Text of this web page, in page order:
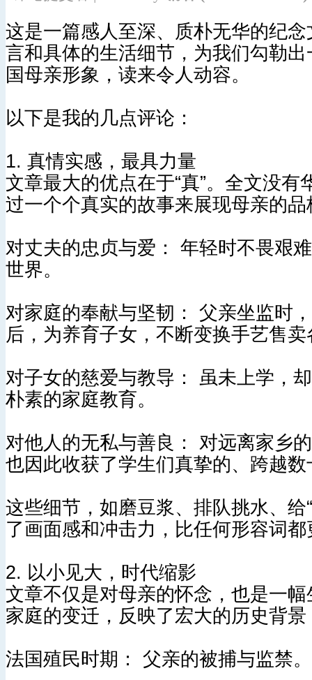
这是一篇感人至深、质朴无华的纪
言和具体的生活细节，为我们勾勒
国母亲形象，读来令人动容。
以下是我的几点评论：
1. 真情实感，最具力量
文章最大的优点在于“真”。全文没
过一个个真实的故事来展现母亲的品
对丈夫的忠贞与爱： 年轻时不畏艰
世界。
对家庭的奉献与坚韧： 父亲坐监时
后，为养育子女，不断变换手艺售
对子女的慈爱与教导： 虽未上学，
朴素的家庭教育。
对他人的无私与善良： 对远离家乡
也因此收获了学生们真挚的、跨越
这些细节，如磨豆浆、排队挑水、
了画面感和冲击力，比任何形容词
2. 以小见大，时代缩影
文章不仅是对母亲的怀念，也是一
家庭的变迁，反映了宏大的历史背景
法国殖民时期： 父亲的被捕与监禁。